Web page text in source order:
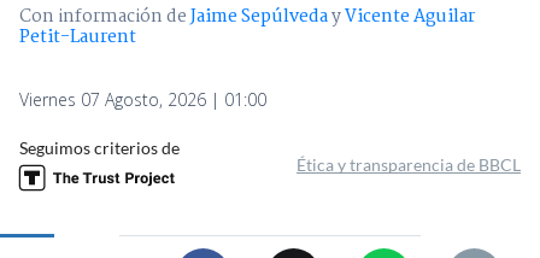
Con información deJaime SepúlvedayVicente Aguilar
Petit-Laurent
Viernes 07 Agosto, 2026 | 01:00
Seguimos criterios de
Ética y transparencia de BBCL